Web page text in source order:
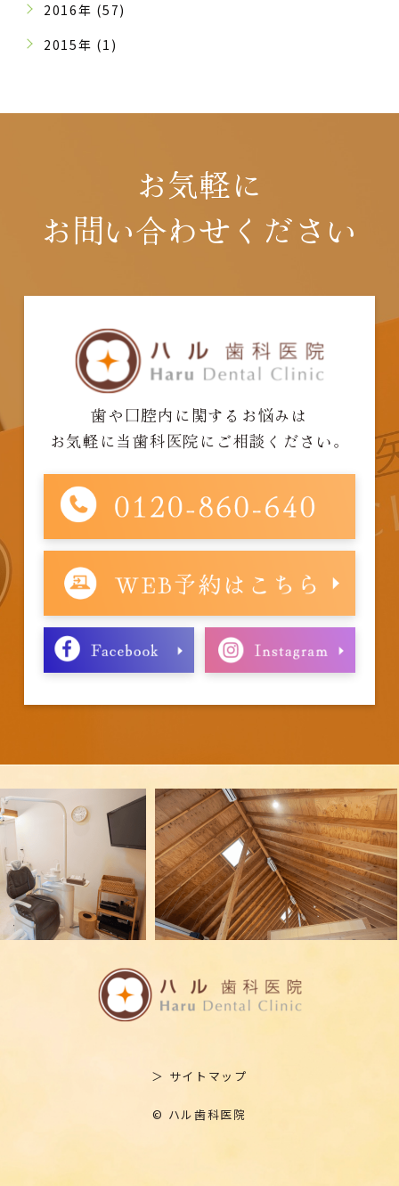
2016年 (57)
2015年 (1)
お気軽に
お問い合わせください
歯や口腔内に関するお悩みは
お気軽に当歯科医院にご相談ください。
＞ サイトマップ
© ハル歯科医院